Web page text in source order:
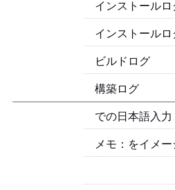
050 Pantheon Files インストール
049 DaVinci Resolve インストー
048 OpenWrt ビルドログ
047 Nextcloud 構築ログ
046 Ubuntu での日本語入力